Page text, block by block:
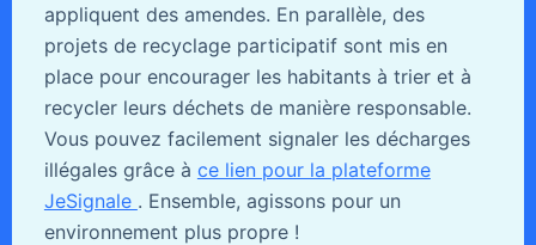
appliquent des amendes. En parallèle, des
projets de recyclage participatif sont mis en
place pour encourager les habitants à trier et à
recycler leurs déchets de manière responsable.
Vous pouvez facilement signaler les décharges
illégales grâce à ce lien pour la plateforme
JeSignale . Ensemble, agissons pour un
environnement plus propre !